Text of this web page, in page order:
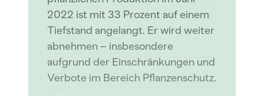
2022 ist mit 33 Prozent auf einem
Tiefstand angelangt. Er wird weiter
abnehmen – insbesondere
aufgrund der Einschränkungen und
Verbote im Bereich Pflanzenschutz.